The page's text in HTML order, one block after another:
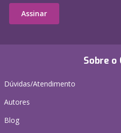
Sobre o
Dúvidas/Atendimento
Autores
Blog
Assinar